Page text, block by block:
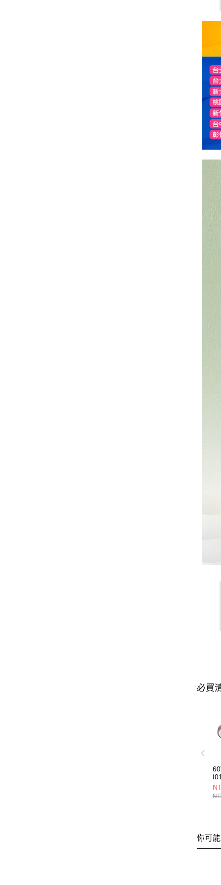
必買
你可